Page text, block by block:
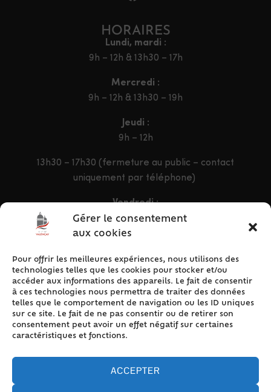
Gérer le consentement
aux cookies
Pour offrir les meilleures expériences, nous utilisons des
technologies telles que les cookies pour stocker et/ou
accéder aux informations des appareils. Le fait de consentir
à ces technologies nous permettra de traiter des données
telles que le comportement de navigation ou les ID uniques
sur ce site. Le fait de ne pas consentir ou de retirer son
consentement peut avoir un effet négatif sur certaines
caractéristiques et fonctions.
ACCEPTER
HORAIRES
Lundi, mardi :
9h – 12h & 13h30 – 17h
Mercredi :
9h – 12h & 13h30 – 19h
Jeudi :
9h – 12h
13h30 – 17h30 (fermeture au public – contact
uniquement par téléphone)
Vendredi :
9h – 12h & 13h30 – 16h30
ACCÈS RAPIDE
Accueil
Contact
Plan du site
Mentions légales
Politique de cookies (UE)